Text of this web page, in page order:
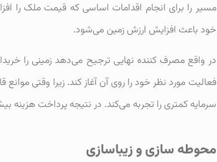
مسیر را برای انجام اقدامات اساسی که قیمت ملک را
خود باعث افزایش ارزش زمین می‌شود.
در واقع مصرف کننده نهایی ترجیح می‌دهد زمینی را
فعالیت مورد نظر خود را روی آن آغاز کند. زیرا وقتی
سرمایه کمتری را تجربه می‌کند. در نتیجه پرداخت هزینه
محوطه سازی و زیباسازی